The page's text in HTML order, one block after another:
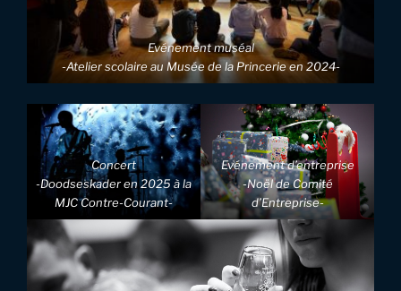
Evénement muséal
-Atelier scolaire au Musée de la Princerie en 2024-
Concert
-Doodseskader en 2025 à la
MJC Contre-Courant-
Evénement d’entreprise
-Noël de Comité
d’Entreprise-